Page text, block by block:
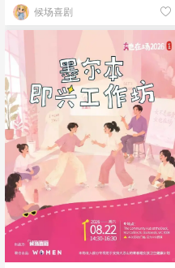
候场喜剧